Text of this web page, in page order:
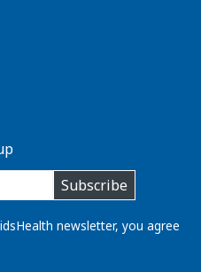
Subscribe
newsletter, you agree